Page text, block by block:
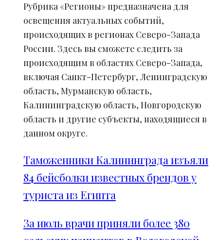
Рубрика «Регионы» предназначена для
освещения актуальных событий,
происходящих в регионах Северо-Запада
России. Здесь вы сможете следить за
происходящим в областях Северо-Запада,
включая Санкт-Петербург, Ленинградскую
область, Мурманскую область,
Калининградскую область, Новгородскую
область и другие субъекты, находящиеся в
данном округе.
Таможенники Калининграда изъяли
84 бейсболки известных брендов у
туриста из Египта
За июль врачи приняли более 380